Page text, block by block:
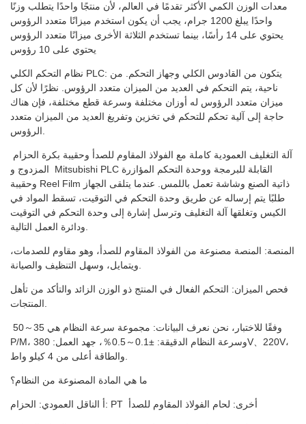
معدات الوزن الكمي الأكثر تقدمًا في العالم، لأن منتجًا واحدًا يتطلب وزنًا
واحدًا يبلغ 1200 جرام، يجب أن يكون استخدم ميزانًا متعدد الرؤوس
يحتوي على 14 رأسًا، بينما تستخدم الثلاثة الأخرى ميزانًا متعدد الرؤوس
نظام التحكم الكلي PLC: يتكون من القادوس الكلي وجهاز التحكم. من
ناحية، يتم التحكم في العديد من الميزان متعدد الرؤوس. نظرًا لأن كل
ميزان متعدد الرؤوس له أوزان مختلفة وسرعة قطع مختلفة، فإن هناك
حاجة إلى آلية تحكم للتحكم في تخزين وتفريغ العديد من الميزان متعدد
الرؤوس.
المزدوج و Mitsubishi PLC القابلة للبرمجة ووحدة التحكم المؤازرة
وحقيبة Reel Film ذاتية الصنع وشاشة تعمل باللمس. عندما يتلقى الجهاز
طلبًا يتم إرساله عن طريق وحدة التحكم في التوقيت، تسقط المواد في
الكيس وتغلقها آلة التغليف وترسل إشارة إلى وحدة التحكم في التوقيت
ودائرة العمل التالية.
المنصة: المنصة مصنوعة من الفولاذ المقاوم للصدأ، وهو مقاوم للصدمات،
ويتمايل، وسهل التنظيف والصيانة.
فحص الميزان: التحكم الفعال في المنتج ذو الوزن الزائد والتأكد من تأهل
المنتجات.
P/M، وسرعة النظام الدقيقة: ±0.1～0.5％، جهد العمل: 380V、220V،
والطاقة أعلى من 4 كيلو واط.